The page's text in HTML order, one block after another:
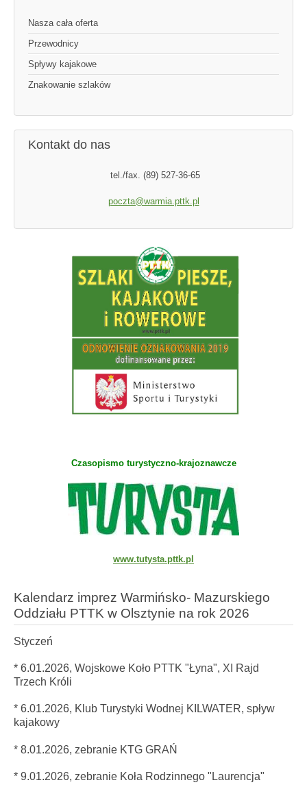
Nasza cała oferta
Przewodnicy
Spływy kajakowe
Znakowanie szlaków
Kontakt do nas
tel./fax. (89) 527-36-65
poczta@warmia.pttk.pl
Czasopismo turystyczno-krajoznawcze
www.tutysta.pttk.pl
Kalendarz imprez Warmińsko- Mazurskiego
Oddziału PTTK w Olsztynie na rok 2026
Styczeń
* 6.01.2026, Wojskowe Koło PTTK "Łyna", XI Rajd
Trzech Króli
* 6.01.2026, Klub Turystyki Wodnej KILWATER, spływ
kajakowy
* 8.01.2026, zebranie KTG GRAŃ
* 9.01.2026, zebranie Koła Rodzinnego "Laurencja"